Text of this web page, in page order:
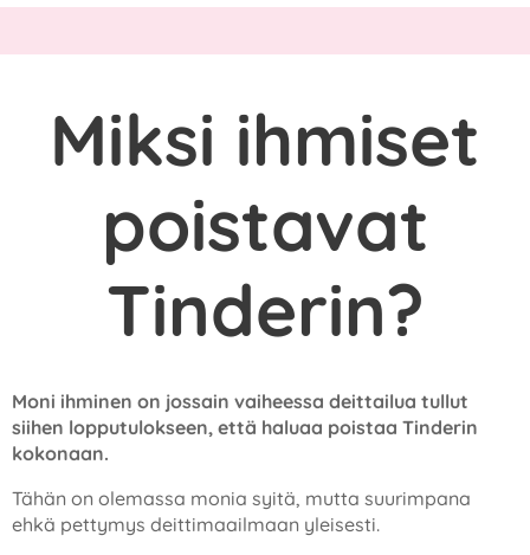
Miksi ihmiset
poistavat
Tinderin?
Moni ihminen on jossain vaiheessa deittailua tullut
siihen lopputulokseen, että haluaa poistaa Tinderin
kokonaan.
Tähän on olemassa monia syitä, mutta suurimpana
ehkä pettymys deittimaailmaan yleisesti.